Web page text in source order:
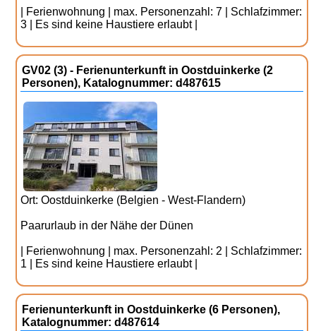
| Ferienwohnung | max. Personenzahl: 7 | Schlafzimmer:
3 | Es sind keine Haustiere erlaubt |
GV02 (3) - Ferienunterkunft in Oostduinkerke (2
Personen), Katalognummer: d487615
Ort: Oostduinkerke (Belgien - West-Flandern)
Paarurlaub in der Nähe der Dünen
| Ferienwohnung | max. Personenzahl: 2 | Schlafzimmer:
1 | Es sind keine Haustiere erlaubt |
Ferienunterkunft in Oostduinkerke (6 Personen),
Katalognummer: d487614